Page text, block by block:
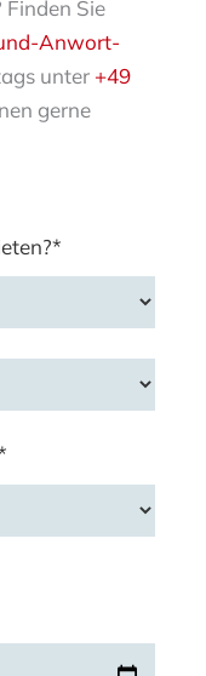
Finden Sie
Anwort-
unter +49
gerne